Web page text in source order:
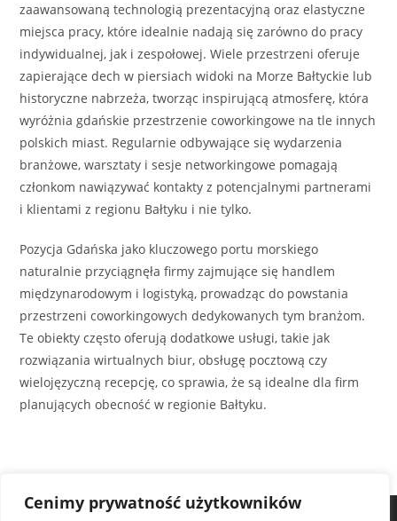
Cenimy prywatność użytkowników
zaawansowaną technologią prezentacyjną oraz elastyczne
miejsca pracy, które idealnie nadają się zarówno do pracy
indywidualnej, jak i zespołowej. Wiele przestrzeni oferuje
zapierające dech w piersiach widoki na Morze Bałtyckie lub
historyczne nabrzeża, tworząc inspirującą atmosferę, która
wyróżnia gdańskie przestrzenie coworkingowe na tle innych
polskich miast. Regularnie odbywające się wydarzenia
branżowe, warsztaty i sesje networkingowe pomagają
członkom nawiązywać kontakty z potencjalnymi partnerami
i klientami z regionu Bałtyku i nie tylko.
Pozycja Gdańska jako kluczowego portu morskiego
naturalnie przyciągnęła firmy zajmujące się handlem
międzynarodowym i logistyką, prowadząc do powstania
przestrzeni coworkingowych dedykowanych tym branżom.
Te obiekty często oferują dodatkowe usługi, takie jak
rozwiązania wirtualnych biur, obsługę pocztową czy
wielojęzyczną recepcję, co sprawia, że są idealne dla firm
planujących obecność w regionie Bałtyku.